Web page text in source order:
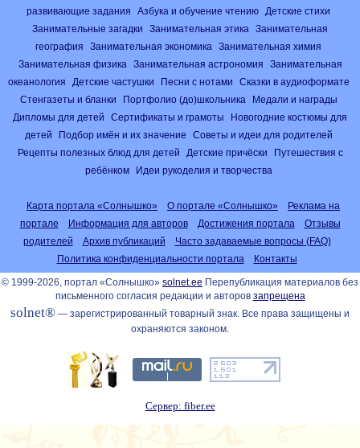
развивающие задания
Азбука и обучение чтению
Детские стихи
Занимательные загадки
Занимательная этика
Занимательная
география
Занимательная экономика
Занимательная химия
Занимательная физика
Занимательная астрономия
Занимательная
океанология
Детские частушки Песни с нотами
Сказки в аудиоформате
Стенгазеты и бланки
Портфолио (до)школьника
Медали и награды
Дипломы для детей
Сертификаты и грамоты
Новогодние костюмы для
детей
Подбор имён и их значение
Советы и идеи для родителей
Рецепты полезных блюд для детей
Детские причёски
Путешествия с
ребёнком
Идеи рукоделия и творчества
Карта портала «Солнышко» О портале «Солнышко»
Реклама на
портале
Информация для авторов Достижения портала
Отзывы
родителей
Архив публикаций
Часто задаваемые вопросы (FAQ)
Политика конфиденциальности портала
Контакты
© 1999-2026, портал «Солнышко» solnet.ee Перепубликация материалов без
письменного согласия редакции и авторов запрещена
solnet® — зарегистрированный товарный знак. Все права защищены и
охраняются законом.
Сервер: fiber.ee